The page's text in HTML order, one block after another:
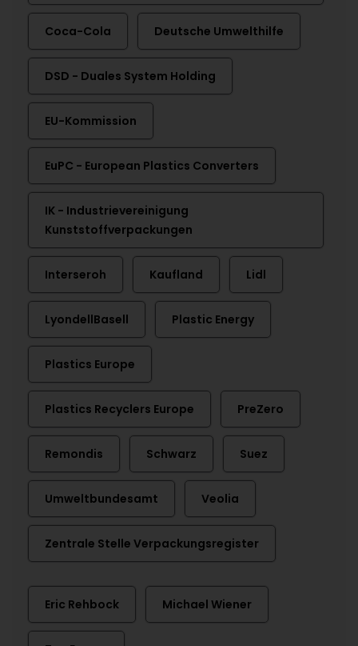
Coca-Cola Deutsche Umwelthilfe
DSD - Duales System Holding
EU-Kommission
EuPC - European Plastics Converters
IK - Industrievereinigung
Kunststoffverpackungen
Interseroh Kaufland Lidl
LyondellBasell Plastic Energy
Plastics Europe
Plastics Recyclers Europe PreZero
Remondis Schwarz Suez
Umweltbundesamt Veolia
Zentrale Stelle Verpackungsregister
Eric Rehbock Michael Wiener